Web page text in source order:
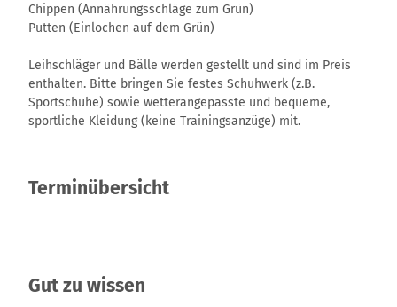
Chippen (Annährungsschläge zum Grün)
Putten (Einlochen auf dem Grün)
Leihschläger und Bälle werden gestellt und sind im Preis
enthalten. Bitte bringen Sie festes Schuhwerk (z.B.
Sportschuhe) sowie wetterangepasste und bequeme,
sportliche Kleidung (keine Trainingsanzüge) mit.
Terminübersicht
Gut zu wissen